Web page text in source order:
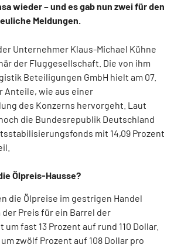
wieder – und es gab nun zwei für den
Meldungen.
Unternehmer Klaus-Michael Kühne
der Fluggesellschaft. Die von ihm
Beteiligungen GmbH hielt am 07.
Anteile, wie aus einer
des Konzerns hervorgeht. Laut
die Bundesrepublik Deutschland
mit 14,09 Prozent
Ölpreis-Hausse?
die Ölpreise im gestrigen Handel
Preis für ein Barrel der
fast 13 Prozent auf rund 110 Dollar.
zwölf Prozent auf 108 Dollar pro